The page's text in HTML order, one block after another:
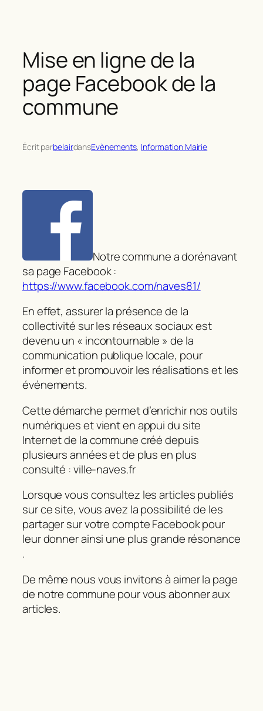
Mise en ligne de la
page Facebook de la
commune
Écrit parbelairdansEvènements, Information Mairie
Notre commune a dorénavant
sa page Facebook :
https://www.facebook.com/naves81/
En effet, assurer la présence de la
collectivité sur les réseaux sociaux est
devenu un « incontournable » de la
communication publique locale, pour
informer et promouvoir les réalisations et les
événements.
Cette démarche permet d’enrichir nos outils
numériques et vient en appui du site
Internet de la commune créé depuis
plusieurs années et de plus en plus
consulté : ville-naves.fr
Lorsque vous consultez les articles publiés
sur ce site, vous avez la possibilité de les
partager sur votre compte Facebook pour
leur donner ainsi une plus grande résonance
.
De même nous vous invitons à aimer la page
de notre commune pour vous abonner aux
articles.